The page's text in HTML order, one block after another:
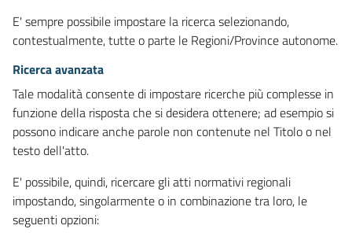
E' sempre possibile impostare la ricerca selezionando,
contestualmente, tutte o parte le Regioni/Province autonome.
Ricerca avanzata
Tale modalità consente di impostare ricerche più complesse in
funzione della risposta che si desidera ottenere; ad esempio si
possono indicare anche parole non contenute nel Titolo o nel
testo dell'atto.
E' possibile, quindi, ricercare gli atti normativi regionali
impostando, singolarmente o in combinazione tra loro, le
seguenti opzioni: